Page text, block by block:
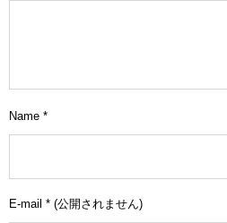
Name *
E-mail * (公開されません)